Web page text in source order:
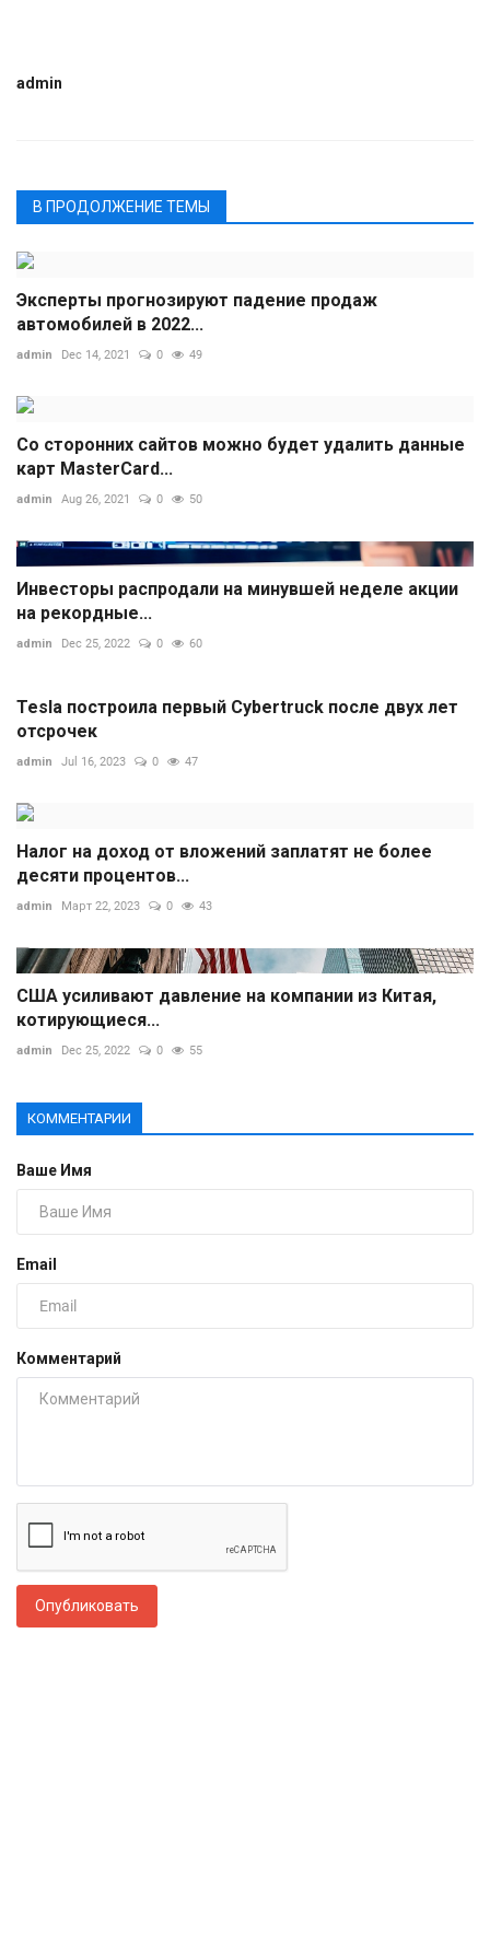
admin
В ПРОДОЛЖЕНИЕ ТЕМЫ
Эксперты прогнозируют падение продаж
автомобилей в 2022...
admin Dec 14, 2021 0 49
Со сторонних сайтов можно будет удалить данные
карт MasterСard...
admin Aug 26, 2021 0 50
Инвесторы распродали на минувшей неделе акции
на рекордные...
admin Dec 25, 2022 0 60
Tesla построила первый Cybertruck после двух лет
отсрочек
admin Jul 16, 2023 0 47
Налог на доход от вложений заплатят не более
десяти процентов...
admin Март 22, 2023 0 43
США усиливают давление на компании из Китая,
котирующиеся...
admin Dec 25, 2022 0 55
КОММЕНТАРИИ
Ваше Имя
Email
Комментарий
Опубликовать